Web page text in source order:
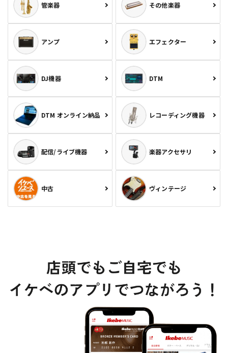
管楽器 その他楽器
アンプ エフェクター
DJ機器 DTM
DTM オンライン納品 レコーディング機器
配信/ライブ機器 楽器アクセサリ
中古 ヴィンテージ